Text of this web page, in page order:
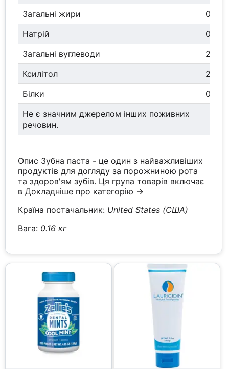
Загальні жири
0 г
Натрій
0 мг
Загальні вуглеводи
2 г
Ксилітол
2 г
Білки
0 г
Не є значним джерелом інших поживних
речовин.
Опис Зубна паста - це один з найважливіших
продуктів для догляду за порожниною рота
та здоров'ям зубів. Ця група товарів включає
вДокладніше про категорію →
Країна постачальник: United States (США)
Вага: 0.16 кг